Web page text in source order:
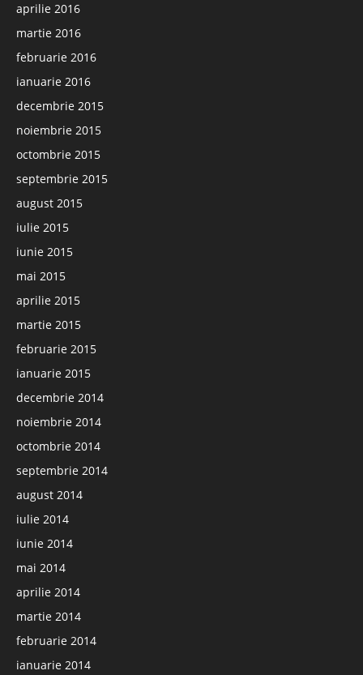
aprilie 2016
martie 2016
februarie 2016
ianuarie 2016
decembrie 2015
noiembrie 2015
octombrie 2015
septembrie 2015
august 2015
iulie 2015
iunie 2015
mai 2015
aprilie 2015
martie 2015
februarie 2015
ianuarie 2015
decembrie 2014
noiembrie 2014
octombrie 2014
septembrie 2014
august 2014
iulie 2014
iunie 2014
mai 2014
aprilie 2014
martie 2014
februarie 2014
ianuarie 2014